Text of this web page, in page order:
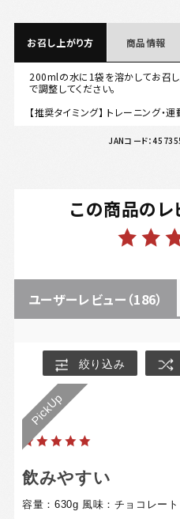
お召し上がり方 商品情報
200mlの水に1袋を溶かしてお召
で調整してください。
【推奨タイミング】 トレーニング
JANコード：
この商品のレ
ユーザーレビュー （186）
絞り込み
飲みやすい
容量：630g 風味：チョコレート